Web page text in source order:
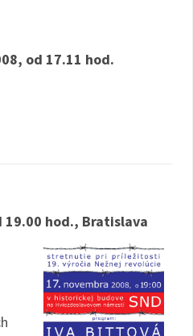
od 17.11 hod.
19.00 hod., Bratislava